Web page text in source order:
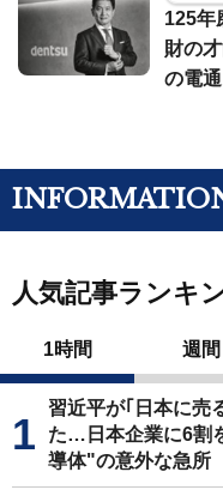
125年
財の
の電通
人気記事ランキ
1時間 週間
習近平が｢日本に売
た…日本企業に6割
導体"の意外な急所